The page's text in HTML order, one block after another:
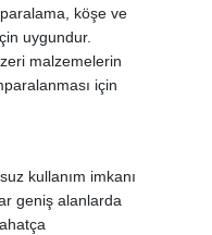
köşe ve
uygundur.
malzemelerin
için
kullanım imkanı
geniş alanlarda